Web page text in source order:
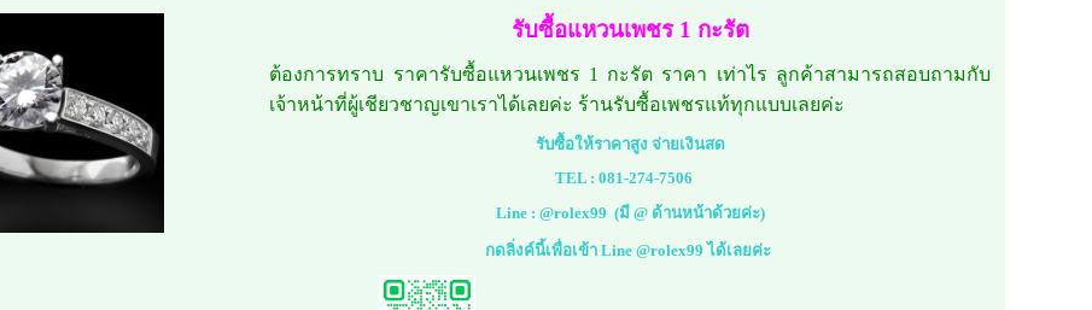
รับซื้อแหวนเพชร 1 กะรัต
ต้องการทราบ ราคารับซื้อแหวนเพชร 1 กะรัต ราคา เท่าไร ลูกค้าสามารถสอบถามกับ
เจ้าหน้าที่ผู้เชียวชาญเขาเราได้เลยค่ะ ร้านรับซื้อเพชรแท้ทุกแบบเลยค่ะ
รับซื้อให้ราคาสูง จ่ายเงินสด
TEL : 081-274-7506
Line : @rolex99 (มี @ ด้านหน้าด้วยค่ะ)
กดลิ่งค์นี้เพื่อเข้า Line @rolex99 ได้เลยค่ะ